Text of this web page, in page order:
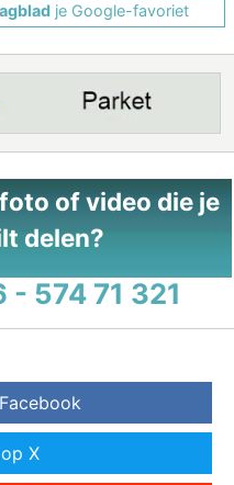
je Google-favoriet
of video die je
delen?
- 574 71 321
X